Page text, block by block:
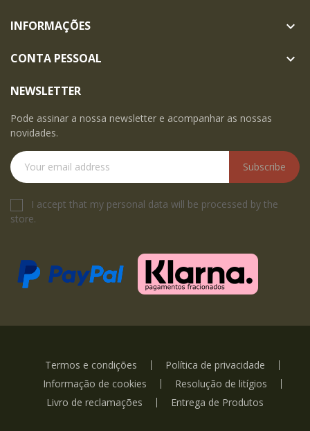
INFORMAÇÕES 
CONTA PESSOAL 
NEWSLETTER
Pode assinar a nossa newsletter e acompanhar as nossas
novidades.
Subscribe
I accept that my personal data will be processed by the
store.
Termos e condições
Política de privacidade
Informação de cookies
Resolução de litígios
Livro de reclamações
Entrega de Produtos